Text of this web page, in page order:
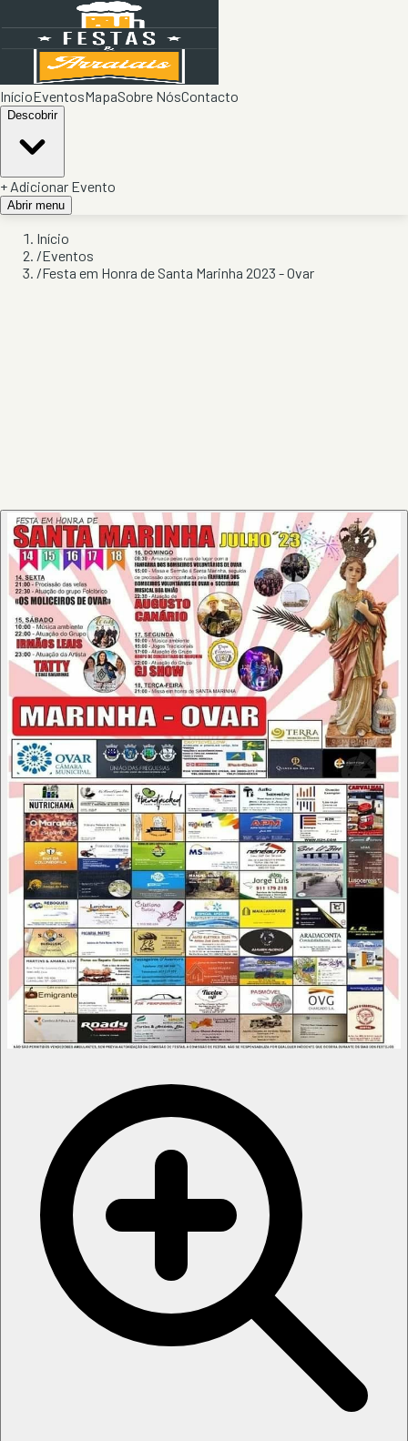
InícioEventosMapaSobre NósContacto
Descobrir
+ Adicionar Evento
Abrir menu
Início
/Eventos
/Festa em Honra de Santa Marinha 2023 - Ovar